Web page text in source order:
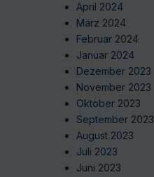
April 2024
März 2024
Februar 2024
Januar 2024
Dezember 2023
November 2023
Oktober 2023
September 2023
August 2023
Juli 2023
Juni 2023